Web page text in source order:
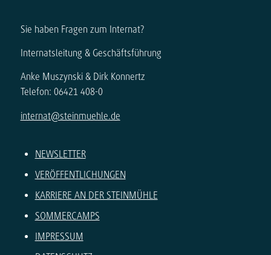
Sie haben Fragen zum Internat?
Internatsleitung & Geschäftsführung
Anke Muszynski & Dirk Konnertz
Telefon: 06421 408-0
internat@steinmuehle.de
NEWSLETTER
VERÖFFENTLICHUNGEN
KARRIERE AN DER STEINMÜHLE
SOMMERCAMPS
IMPRESSUM